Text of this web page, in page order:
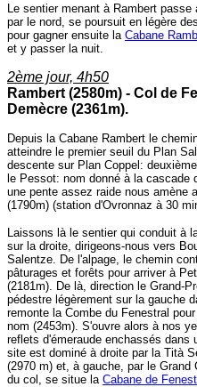
Le sentier menant à Rambert
par le nord, se poursuit en légère
pour gagner ensuite la Cabane
et y passer la nuit.
2ème jour, 4h50
Rambert (2580m) - Col de
Demècre (2361m).
Depuis la Cabane Rambert le
atteindre le premier seuil du Plan
descente sur Plan Coppel:
le Pessot: nom donné à la cascade
une pente assez raide nous amène
(1790m) (station d'Ovronnaz à 30
Laissons là le sentier qui conduit à
sur la droite, dirigeons-nous vers
Salentze. De l'alpage, le chemin
pâturages et forêts pour arriver à
(2181m). De là, direction le Grand-
pédestre légèrement sur la gauche
remonte la Combe du Fenestral
nom (2453m). S'ouvre alors à nos
reflets d'émeraude enchassés dans
site est dominé à droite par la Tità
(2970 m) et, à gauche, par le
du col, se situe la Cabane de